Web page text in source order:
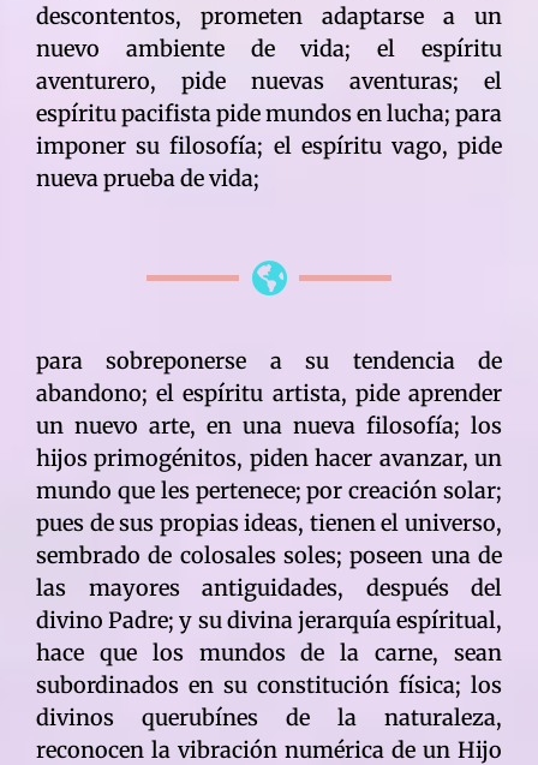
descontentos, prometen adaptarse a un
nuevo ambiente de vida; el espíritu
aventurero, pide nuevas aventuras; el
espíritu pacifista pide mundos en lucha; para
imponer su filosofía; el espíritu vago, pide
nueva prueba de vida;
para sobreponerse a su tendencia de
abandono; el espíritu artista, pide aprender
un nuevo arte, en una nueva filosofía; los
hijos primogénitos, piden hacer avanzar, un
mundo que les pertenece; por creación solar;
pues de sus propias ideas, tienen el universo,
sembrado de colosales soles; poseen una de
las mayores antiguidades, después del
divino Padre; y su divina jerarquía espíritual,
hace que los mundos de la carne, sean
subordinados en su constitución física; los
divinos querubínes de la naturaleza,
reconocen la vibración numérica de un Hijo